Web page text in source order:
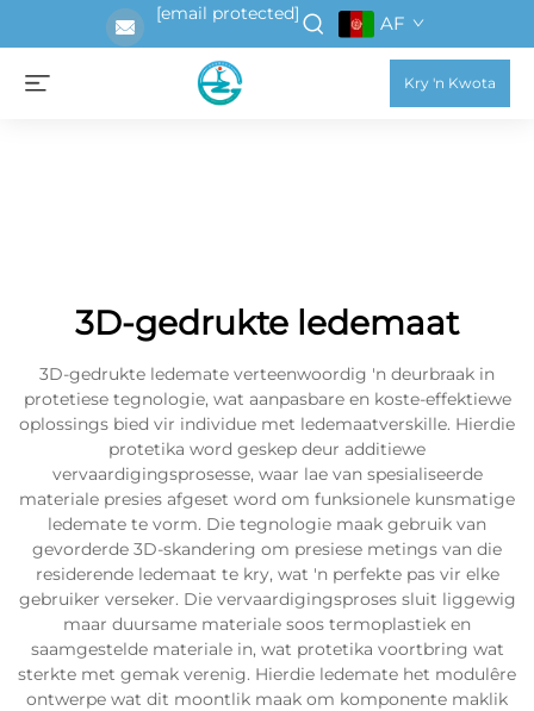
[email protected] AF
Kry 'n Kwota
3D-gedrukte ledemaat
3D-gedrukte ledemate verteenwoordig 'n deurbraak in
protetiese tegnologie, wat aanpasbare en koste-effektiewe
oplossings bied vir individue met ledemaatverskille. Hierdie
protetika word geskep deur additiewe
vervaardigingsprosesse, waar lae van spesialiseerde
materiale presies afgeset word om funksionele kunsmatige
ledemate te vorm. Die tegnologie maak gebruik van
gevorderde 3D-skandering om presiese metings van die
residerende ledemaat te kry, wat 'n perfekte pas vir elke
gebruiker verseker. Die vervaardigingsproses sluit liggewig
maar duursame materiale soos termoplastiek en
saamgestelde materiale in, wat protetika voortbring wat
sterkte met gemak verenig. Hierdie ledemate het modulêre
ontwerpe wat dit moontlik maak om komponente maklik